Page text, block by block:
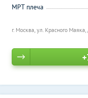
г. Москва, ул. Красного Маяка,
МРТ плеча